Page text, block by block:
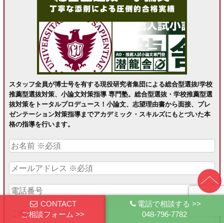
CONTACT
ご相談フォーム >>
電話で相談する >>
048-796-7782
スタッフ全員が博士号を有する現役研究者集団による総合型選抜/学校
推薦型選抜対策、小論文対策指導 専門塾。総合型選抜・学校推薦型選
抜対策をトータルプロデュース！小論文、志望理由書から面接、プレ
ゼンテーション対策指導までアカデミック・スキルズにもとづいた本
格の指導を行います。